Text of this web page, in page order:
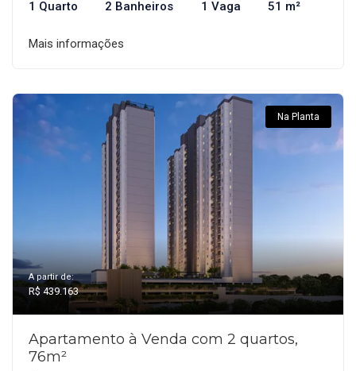
1 Quarto 2 Banheiros 1 Vaga 51 m²
Mais informações
Na Planta
A partir de:
R$ 439.163
Apartamento à Venda com 2 quartos,
76m²